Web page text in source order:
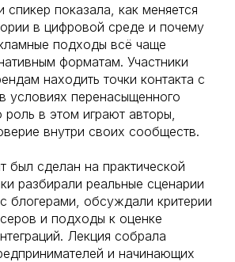
спикер показала, как меняется
в цифровой среде и почему
подходы всё чаще
форматам. Участники
находить точки контакта с
условиях перенасыщенного
роль в этом играют авторы,
внутри своих сообществ.
был сделан на практической
разбирали реальные сценарии
блогерами, обсуждали критерии
и подходы к оценке
Лекция собрала
и начинающих